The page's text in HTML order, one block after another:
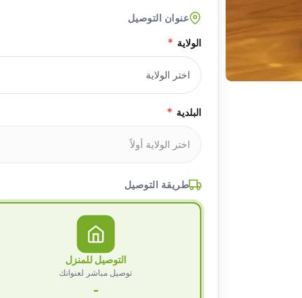
عنوان التوصيل
الولاية *
البلدية *
طريقة التوصيل
التوصيل للمنزل
توصيل مباشر لعنوانك
-